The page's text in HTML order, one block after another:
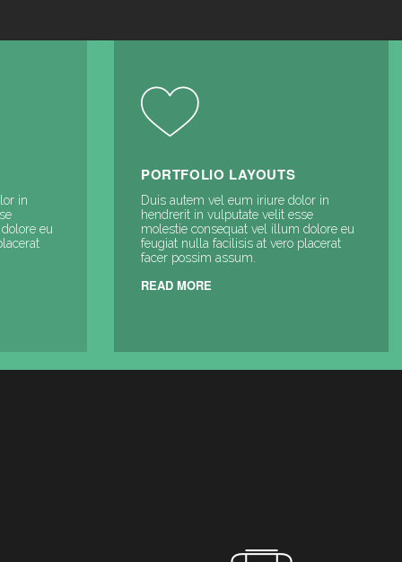
in
eu
PORTFOLIO LAYOUTS
Duis autem vel eum iriure dolor in
hendrerit in vulputate velit esse
molestie consequat vel illum dolore eu
feugiat nulla facilisis at vero placerat
facer possim assum.
READ MORE